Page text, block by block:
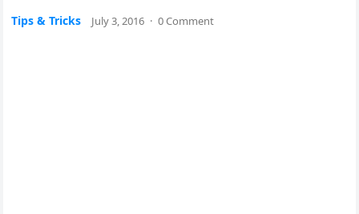
Tips & Tricks July 3, 2016 · 0 Comment